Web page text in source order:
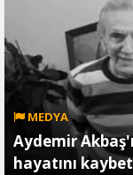
MEDYA
Aydemir
hayatını